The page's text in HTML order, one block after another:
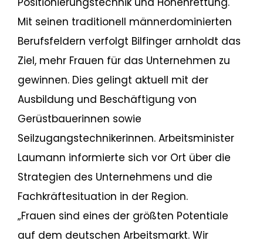
Mit seinen traditionell männerdominierten
Berufsfeldern verfolgt Bilfinger arnholdt das
Ziel, mehr Frauen für das Unternehmen zu
gewinnen. Dies gelingt aktuell mit der
Ausbildung und Beschäftigung von
Gerüstbauerinnen sowie
Seilzugangstechnikerinnen. Arbeitsminister
Laumann informierte sich vor Ort über die
Strategien des Unternehmens und die
Fachkräftesituation in der Region.
„Frauen sind eines der größten Potentiale
auf dem deutschen Arbeitsmarkt. Wir